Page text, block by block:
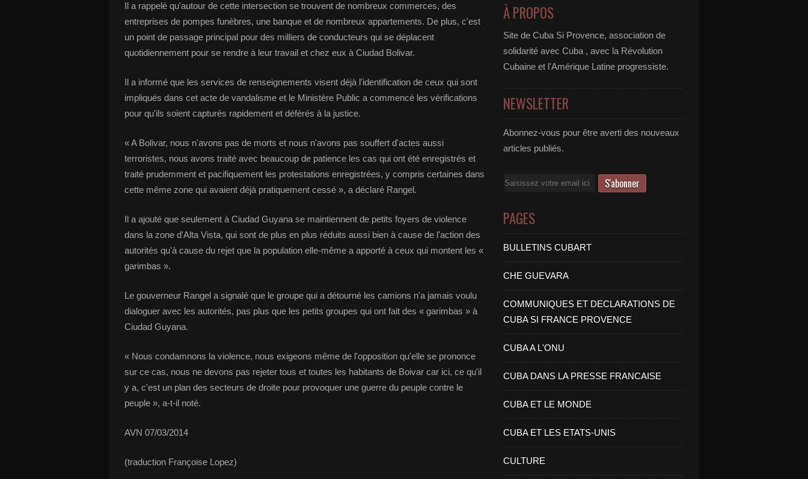
Il a rappelé qu'autour de cette intersection se trouvent de nombreux commerces, des
entreprises de pompes funèbres, une banque et de nombreux appartements. De plus, c'est
un point de passage principal pour des milliers de conducteurs qui se déplacent
quotidiennement pour se rendre à leur travail et chez eux à Ciudad Bolivar.
Il a informé que les services de renseignements visent déjà l'identification de ceux qui sont
impliqués dans cet acte de vandalisme et le Ministère Public a commencé les vérifications
pour qu'ils soient capturés rapidement et déférés à la justice.
« A Bolivar, nous n'avons pas de morts et nous n'avons pas souffert d'actes aussi
terroristes, nous avons traité avec beaucoup de patience les cas qui ont été enregistrés et
traité prudemment et pacifiquement les protestations enregistrées, y compris certaines dans
cette même zone qui avaient déjà pratiquement cessé », a déclaré Rangel.
Il a ajouté que seulement à Ciudad Guyana se maintiennent de petits foyers de violence
dans la zone d'Alta Vista, qui sont de plus en plus réduits aussi bien à cause de l'action des
autorités qu'à cause du rejet que la population elle-même a apporté à ceux qui montent les «
garimbas ».
Le gouverneur Rangel a signalé que le groupe qui a détourné les camions n'a jamais voulu
dialoguer avec les autorités, pas plus que les petits groupes qui ont fait des « garimbas » à
Ciudad Guyana.
« Nous condamnons la violence, nous exigeons même de l'opposition qu'elle se prononce
sur ce cas, nous ne devons pas rejeter tous et toutes les habitants de Boivar car ici, ce qu'il
y a, c'est un plan des secteurs de droite pour provoquer une guerre du peuple contre le
peuple », a-t-il noté.
AVN 07/03/2014
(traduction Françoise Lopez)
À PROPOS
Site de Cuba Si Provence, association de
solidarité avec Cuba , avec la Révolution
Cubaine et l'Amérique Latine progressiste.
NEWSLETTER
Abonnez-vous pour être averti des nouveaux
articles publiés.
Email
PAGES
BULLETINS CUBART
CHE GUEVARA
COMMUNIQUES ET DECLARATIONS DE
CUBA SI FRANCE PROVENCE
CUBA A L'ONU
CUBA DANS LA PRESSE FRANCAISE
CUBA ET LE MONDE
CUBA ET LES ETATS-UNIS
CULTURE